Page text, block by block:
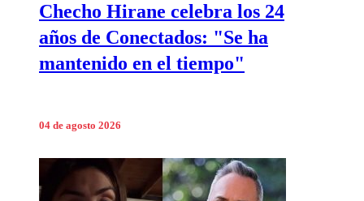
Checho Hirane celebra los 24
años de Conectados: "Se ha
mantenido en el tiempo"
04 de agosto 2026